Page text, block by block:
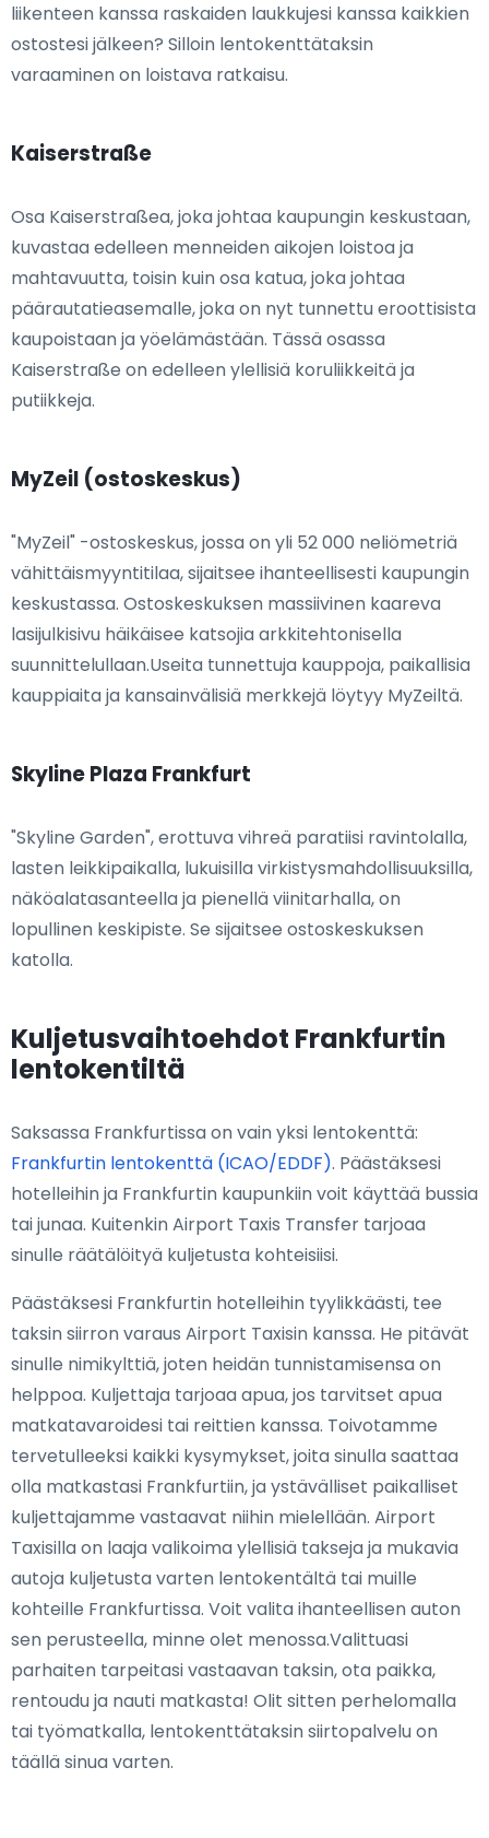
liikenteen kanssa raskaiden laukkujesi kanssa kaikkien
ostostesi jälkeen? Silloin lentokenttätaksin
varaaminen on loistava ratkaisu.
Kaiserstraße
Osa Kaiserstraßea, joka johtaa kaupungin keskustaan,
kuvastaa edelleen menneiden aikojen loistoa ja
mahtavuutta, toisin kuin osa katua, joka johtaa
päärautatieasemalle, joka on nyt tunnettu eroottisista
kaupoistaan ja yöelämästään. Tässä osassa
Kaiserstraße on edelleen ylellisiä koruliikkeitä ja
putiikkeja.
MyZeil (ostoskeskus)
"MyZeil" -ostoskeskus, jossa on yli 52 000 neliömetriä
vähittäismyyntitilaa, sijaitsee ihanteellisesti kaupungin
keskustassa. Ostoskeskuksen massiivinen kaareva
lasijulkisivu häikäisee katsojia arkkitehtonisella
suunnittelullaan.Useita tunnettuja kauppoja, paikallisia
kauppiaita ja kansainvälisiä merkkejä löytyy MyZeiltä.
Skyline Plaza Frankfurt
"Skyline Garden", erottuva vihreä paratiisi ravintolalla,
lasten leikkipaikalla, lukuisilla virkistysmahdollisuuksilla,
näköalatasanteella ja pienellä viinitarhalla, on
lopullinen keskipiste. Se sijaitsee ostoskeskuksen
katolla.
Kuljetusvaihtoehdot Frankfurtin
lentokentiltä
Saksassa Frankfurtissa on vain yksi lentokenttä:
Frankfurtin lentokenttä (ICAO/EDDF). Päästäksesi
hotelleihin ja Frankfurtin kaupunkiin voit käyttää bussia
tai junaa. Kuitenkin Airport Taxis Transfer tarjoaa
sinulle räätälöityä kuljetusta kohteisiisi.
Päästäksesi Frankfurtin hotelleihin tyylikkäästi, tee
taksin siirron varaus Airport Taxisin kanssa. He pitävät
sinulle nimikylttiä, joten heidän tunnistamisensa on
helppoa. Kuljettaja tarjoaa apua, jos tarvitset apua
matkatavaroidesi tai reittien kanssa. Toivotamme
tervetulleeksi kaikki kysymykset, joita sinulla saattaa
olla matkastasi Frankfurtiin, ja ystävälliset paikalliset
kuljettajamme vastaavat niihin mielellään. Airport
Taxisilla on laaja valikoima ylellisiä takseja ja mukavia
autoja kuljetusta varten lentokentältä tai muille
kohteille Frankfurtissa. Voit valita ihanteellisen auton
sen perusteella, minne olet menossa.Valittuasi
parhaiten tarpeitasi vastaavan taksin, ota paikka,
rentoudu ja nauti matkasta! Olit sitten perhelomalla
tai työmatkalla, lentokenttätaksin siirtopalvelu on
täällä sinua varten.